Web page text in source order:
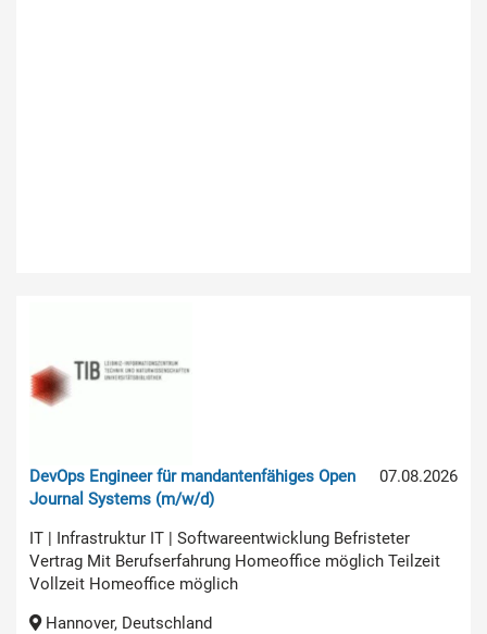
07.08.2026
DevOps Engineer für mandantenfähiges Open
Journal Systems (m/w/d)
IT | Infrastruktur IT | Softwareentwicklung Befristeter
Vertrag Mit Berufserfahrung Homeoffice möglich Teilzeit
Vollzeit Homeoffice möglich
Hannover, Deutschland